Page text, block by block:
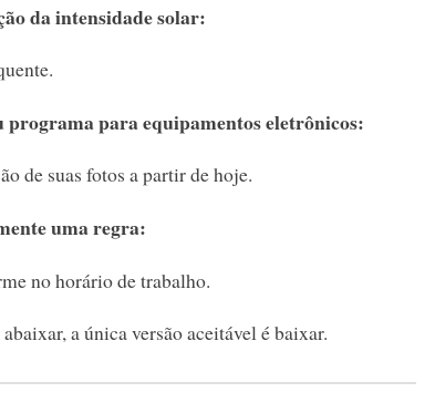
da intensidade solar:
para equipamentos eletrônicos:
de suas fotos a partir de hoje.
uma regra:
no horário de trabalho.
a única versão aceitável é baixar.